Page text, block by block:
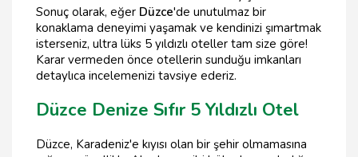
Sonuç olarak, eğer Düzce'de unutulmaz bir
konaklama deneyimi yaşamak ve kendinizi şımartmak
isterseniz, ultra lüks 5 yıldızlı oteller tam size göre!
Karar vermeden önce otellerin sunduğu imkanları
detaylıca incelemenizi tavsiye ederiz.
Düzce Denize Sıfır 5 Yıldızlı Otel
Düzce, Karadeniz'e kıyısı olan bir şehir olmamasına